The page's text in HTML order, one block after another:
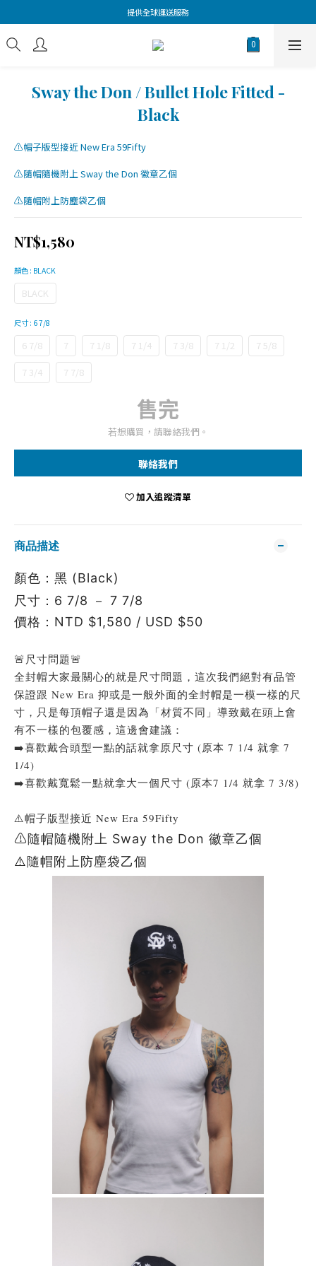
提供全球運送服務
Sway the Don / Bullet Hole Fitted -
Black
⚠️帽子版型接近 New Era 59Fifty
⚠️隨帽隨機附上 Sway the Don 徽章乙個
⚠️隨帽附上防塵袋乙個
NT$1,580
顏色 : BLACK
BLACK
尺寸: 6 7/8
6 7/8 7 7 1/8 7 1/4 7 3/8 7 1/2
7 5/8
7 3/4
7 7/8
售完
若想購買，請聯絡我們。
聯絡我們
加入追蹤清單
商品描述
顏色：黑 (Black)
尺寸：6 7/8 － 7 7/8
價格：NTD $1,580 / USD $50
🚨尺寸問題🚨
全封帽大家最關心的就是尺寸問題，這次我們絕對有品管
保證跟 New Era 抑或是一般外面的全封帽是一模一樣的尺
寸，只是每頂帽子還是因為「材質不同」導致戴在頭上會
有不一樣的包覆感，這邊會建議：
➡️喜歡戴合頭型一點的話就拿原尺寸 (原本 7 1/4 就拿 7
1/4)
➡️喜歡戴寬鬆一點就拿大一個尺寸 (原本7 1/4 就拿 7 3/8)
⚠️帽子版型接近 New Era 59Fifty
⚠️隨帽隨機附上 Sway the Don 徽章乙個
⚠️ 隨帽附上防塵袋乙個